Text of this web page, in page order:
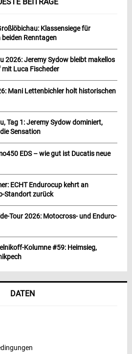
Klassensiege für
Renntagen
2026: Jeremy Sydow bleibt makellos
Luca Fischeder
Mani Lettenbichler holt historischen
Tag 1: Jeremy Sydow dominiert,
Sensation
EDS – wie gut ist Ducatis neue
ECHT Endurocup kehrt an
Standort zurück
Tour 2026: Motocross- und Enduro-
Kolumne #59: Heimsieg,
DATEN